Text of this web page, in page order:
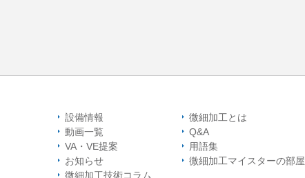
設備情報
動画一覧
VA・VE提案
お知らせ
微細加工技術コラム
微細加工とは
Q&A
用語集
微細加工マイスターの部屋